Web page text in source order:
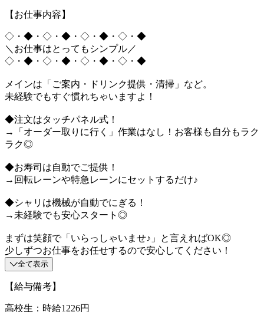
【お仕事内容】
◇・◆・◇・◆・◇・◆・◇・◆
＼お仕事はとってもシンプル／
◇・◆・◇・◆・◇・◆・◇・◆
メインは「ご案内・ドリンク提供・清掃」など。
未経験でもすぐ慣れちゃいますよ！
◆注文はタッチパネル式！
→「オーダー取りに行く」作業はなし！お客様も自分もラク
ラク◎
◆お寿司は自動でご提供！
→回転レーンや特急レーンにセットするだけ♪
◆シャリは機械が自動でにぎる！
→未経験でも安心スタート◎
まずは笑顔で「いらっしゃいませ♪」と言えればOK◎
少しずつお仕事をお任せするので安心してください！
全て表示
【給与備考】
高校生：時給1226円